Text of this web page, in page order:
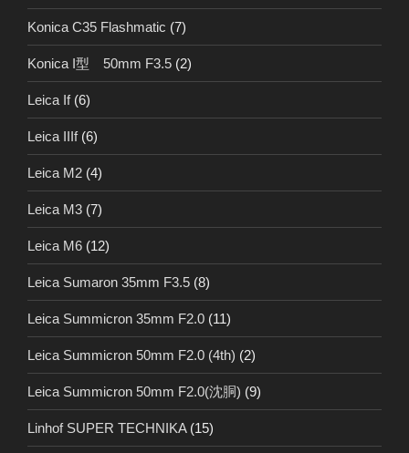
Konica C35 Flashmatic (7)
Konica I型 50mm F3.5 (2)
Leica If(6)
Leica IIIf(6)
Leica M2 (4)
Leica M3 (7)
Leica M6 (12)
Leica Sumaron 35mm F3.5 (8)
Leica Summicron 35mm F2.0 (11)
Leica Summicron 50mm F2.0 (4th) (2)
Leica Summicron 50mm F2.0(沈胴) (9)
Linhof SUPER TECHNIKA(15)